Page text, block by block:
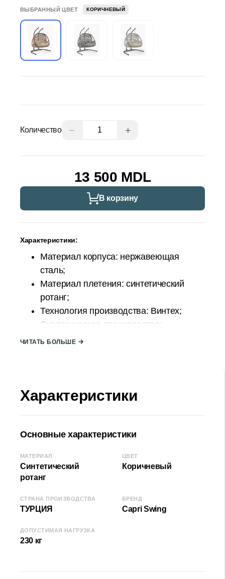
ВЫБРАННЫЙ ЦВЕТ КОРИЧНЕВЫЙ
Количество − +
13 500 MDL
В корзину
Характеристики:
Материал корпуса: нержавеющая
сталь;
Материал плетения: синтетический
ротанг;
Технология производства: Винтех;
Экологическое производство;
Простой в уходе;
Страна происхождения: ТУРЦИЯ;
Размер кадра:
Высота (В): 214 см
Размер качелей:
Ширина (Д): 172 см
Глубина (Г): 77 см
КОД:2000004567
ЧИТАТЬ БОЛЬШЕ
Характеристики
Основные характеристики
МАТЕРИАЛ
Синтетический
ротанг
ЦВЕТ
Коричневый
СТРАНА ПРОИЗВОДСТВА
ТУРЦИЯ
БРЕНД
Capri Swing
ДОПУСТИМАЯ НАГРУЗКА
230 кг